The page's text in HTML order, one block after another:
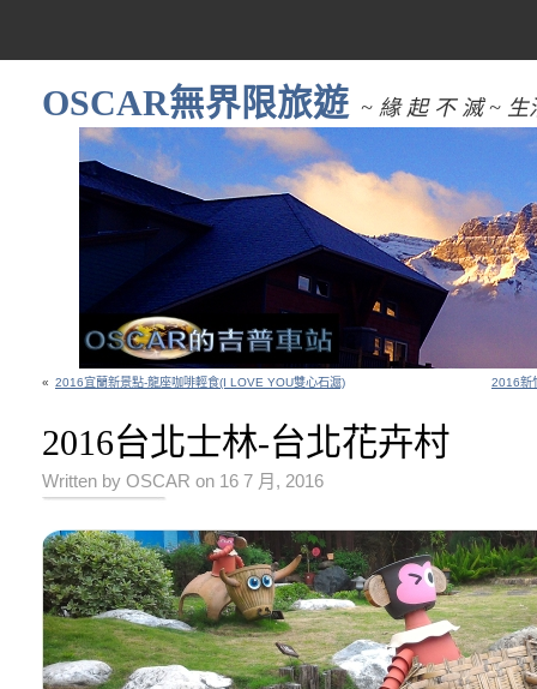
OSCAR無界限旅遊 ~ 緣 起 不 滅 ~ 生
« 2016宜蘭新景點-龍座咖啡輕食(I LOVE YOU雙心石滬) 2016新
2016台北士林-台北花卉村
Written by OSCAR on 16 7 月, 2016